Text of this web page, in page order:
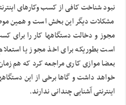
نبود شناخت کافی از کسب وکارهای
مشکلات دیگر این بخش است و همین
مجوز و دخالت دستگاهها کار را برای
است بطوریکه برای اخذ مجوز یا
بعضا موازی کاری مراجعه کرد که هم
خواهد داشت و گاها برخی از این
اینترنتی آشنایی چندانی ندارند.